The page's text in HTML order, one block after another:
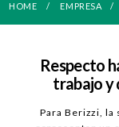
HOME EMPRESA
Respecto
trabajo y
Para Berizzi, la